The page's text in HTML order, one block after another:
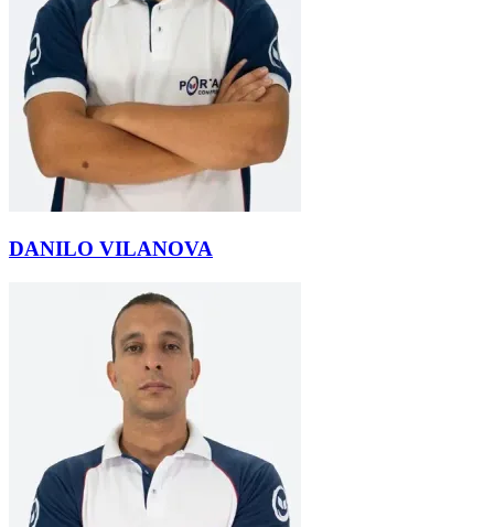
DANILO VILANOVA